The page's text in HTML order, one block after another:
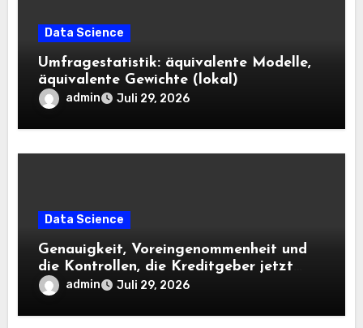
Data Science
Umfragestatistik: äquivalente Modelle,
äquivalente Gewichte (lokal)
admin Juli 29, 2026
Data Science
Genauigkeit, Voreingenommenheit und
die Kontrollen, die Kreditgeber jetzt
benötigen |
admin Juli 29, 2026